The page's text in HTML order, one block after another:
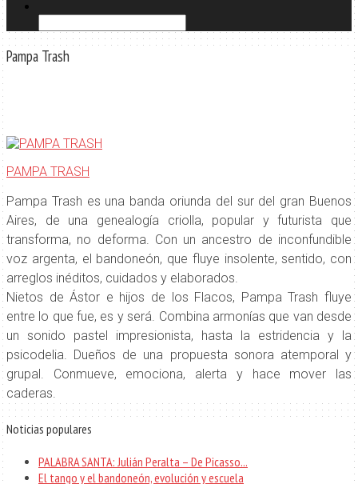
Pampa Trash
PAMPA TRASH
Pampa Trash es una banda oriunda del sur del gran Buenos
Aires, de una genealogía criolla, popular y futurista que
transforma, no deforma. Con un ancestro de inconfundible
voz argenta, el bandoneón, que fluye insolente, sentido, con
arreglos inéditos, cuidados y elaborados.
Nietos de Ástor e hijos de los Flacos, Pampa Trash fluye
entre lo que fue, es y será. Combina armonías que van desde
un sonido pastel impresionista, hasta la estridencia y la
psicodelia. Dueños de una propuesta sonora atemporal y
grupal. Conmueve, emociona, alerta y hace mover las
caderas.
Noticias populares
PALABRA SANTA: Julián Peralta – De Picasso...
El tango y el bandoneón, evolución y escuela